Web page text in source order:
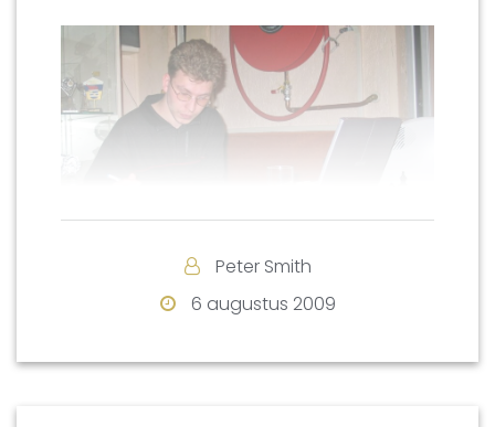
Paul bij het Noord Limburgs Jeugd
Peter Smith
6 augustus 2009